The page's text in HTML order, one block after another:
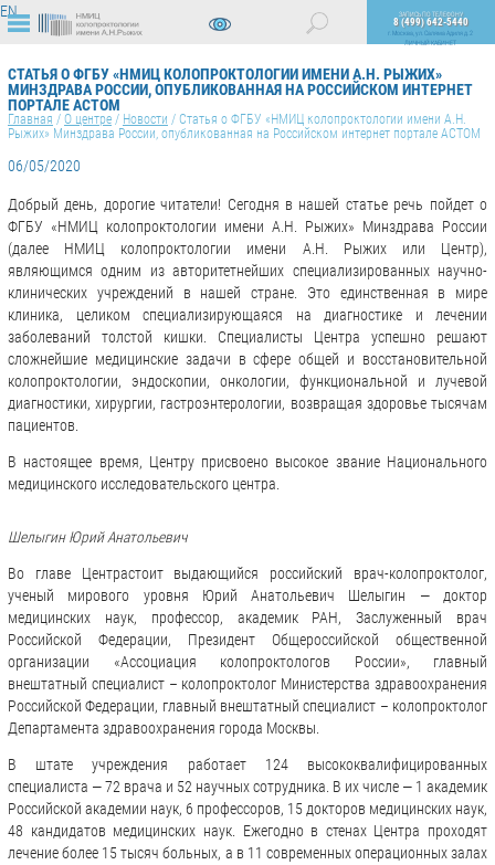
ДЛЯ
СЛАБОВИДЯЩИХ
EN ЗАПИСЬ ПО ТЕЛЕФОНУ
8 (499) 642-5440
г. Москва, ул. Саляма Адиля д. 2
ЛИЧНЫЙ КАБИНЕТ
СТАТЬЯ О ФГБУ «НМИЦ КОЛОПРОКТОЛОГИИ ИМЕНИ А.Н. РЫЖИХ»
МИНЗДРАВА РОССИИ, ОПУБЛИКОВАННАЯ НА РОССИЙСКОМ ИНТЕРНЕТ
ПОРТАЛЕ АСТОМ
Главная / О центре / Новости / Статья о ФГБУ «НМИЦ колопроктологии имени А.Н.
Рыжих» Минздрава России, опубликованная на Российском интернет портале АСТОМ
06/05/2020
Добрый день, дорогие читатели! Сегодня в нашей статье речь пойдет о
ФГБУ «НМИЦ колопроктологии имени А.Н. Рыжих» Минздрава России
(далее НМИЦ колопроктологии имени А.Н. Рыжих или Центр),
являющимся одним из авторитетнейших специализированных научно-
клинических учреждений в нашей стране. Это единственная в мире
клиника, целиком специализирующаяся на диагностике и лечении
заболеваний толстой кишки. Специалисты Центра успешно решают
сложнейшие медицинские задачи в сфере общей и восстановительной
колопроктологии, эндоскопии, онкологии, функциональной и лучевой
диагностики, хирургии, гастроэнтерологии, возвращая здоровье тысячам
пациентов.
В настоящее время, Центру присвоено высокое звание Национального
медицинского исследовательского центра.
Шелыгин Юрий Анатольевич
Во главе Центрастоит выдающийся российский врач-колопроктолог,
ученый мирового уровня Юрий Анатольевич Шелыгин — доктор
медицинских наук, профессор, академик РАН, Заслуженный врач
Российской Федерации, Президент Общероссийской общественной
организации «Ассоциация колопроктологов России», главный
внештатный специалист – колопроктолог Министерства здравоохранения
Российской Федерации, главный внештатный специалист – колопроктолог
Департамента здравоохранения города Москвы.
В штате учреждения работает 124 высококвалифицированных
специалиста — 72 врача и 52 научных сотрудника. В их числе — 1 академик
Российской академии наук, 6 профессоров, 15 докторов медицинских наук,
48 кандидатов медицинских наук. Ежегодно в стенах Центра проходят
лечение более 15 тысяч больных, а в 11 современных операционных залах